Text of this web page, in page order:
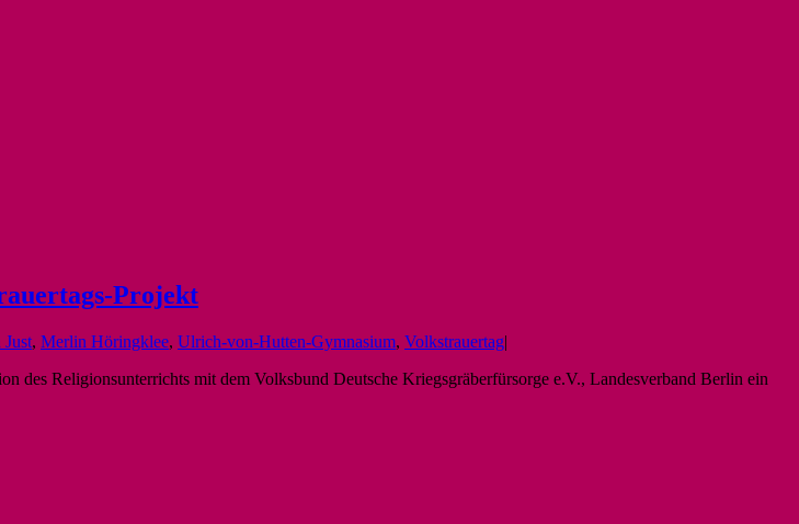
Projekt
Just, Merlin Höringklee, Ulrich-von-Hutten-Gymnasium, Volkstrauertag|
Religionsunterrichts mit dem Volksbund Deutsche Kriegsgräberfürsorge e.V., Landesverband Berlin ein